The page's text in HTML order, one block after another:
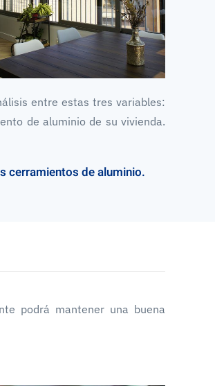
entre estas tres variables:
de aluminio de su vivienda.
cerramientos de aluminio.
podrá mantener una buena